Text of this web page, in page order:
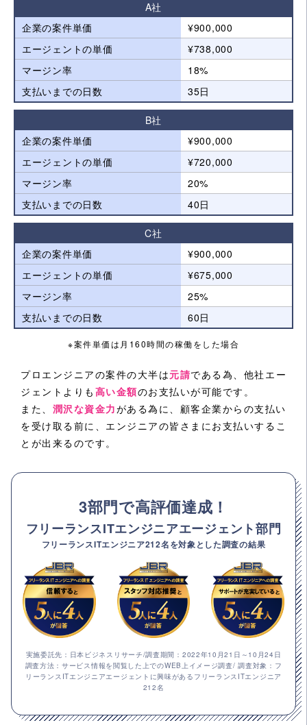
A社
企業の案件単価
¥900,000
エージェントの単価
¥738,000
マージン率
18%
支払いまでの日数
35日
B社
企業の案件単価
¥900,000
エージェントの単価
¥720,000
マージン率
20%
支払いまでの日数
40日
C社
企業の案件単価
¥900,000
エージェントの単価
¥675,000
マージン率
25%
支払いまでの日数
60日
※案件単価は月160時間の稼働をした場合
プロエンジニアの案件の大半は元請である為、他社エー
ジェントよりも 高い金額のお支払いが可能です。
また、 潤沢な資金力がある為に、顧客企業からの支払い
を受け取る前に、エンジニアの皆さまにお支払いするこ
とが出来るのです。
3部門で高評価達成！
フリーランスITエンジニアエージェント部門
フリーランスITエンジニア212名を対象とした調査の結果
実施委託先：日本ビジネスリサーチ/調査期間：2022年10月21日～10月24日
調査方法：サービス情報を閲覧した上でのWEB上イメージ調査/ 調査対象：フ
リーランスITエンジニアエージェントに興味があるフリーランスITエンジニア
212名